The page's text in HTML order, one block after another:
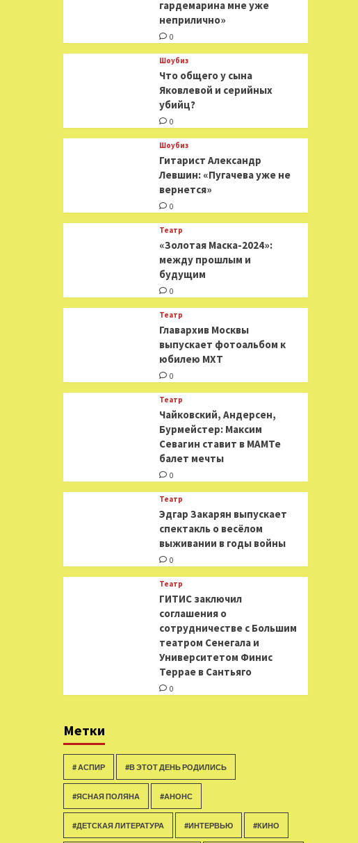
гардемарина мне уже
неприлично»
0
Шоубиз
Что общего у сына
Яковлевой и серийных
убийц?
0
Шоубиз
Гитарист Александр
Левшин: «Пугачева уже не
вернется»
0
Театр
«Золотая Маска-2024»:
между прошлым и
будущим
0
Театр
​​Главархив Москвы
выпускает фотоальбом к
юбилею МХТ
0
Театр
​​Чайковский, Андерсен,
Бурмейстер: Максим
Севагин ставит в МАМТе
балет мечты
0
Театр
Эдгар Закарян выпускает
спектакль о весёлом
выживании в годы войны
0
Театр
ГИТИС заключил
соглашения о
сотрудничестве с Большим
театром Сенегала и
Университетом Финис
Террае в Сантьяго
0
Метки
# АСПИР #В ЭТОТ ДЕНЬ РОДИЛИСЬ
#ЯСНАЯ ПОЛЯНА #АНОНС
#ДЕТСКАЯ ЛИТЕРАТУРА #ИНТЕРВЬЮ #КИНО